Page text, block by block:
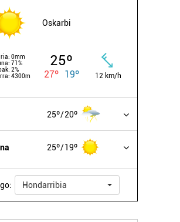
Oskarbi
0mm
71%
2%
4300m
25º
27º 19º 12 km/h
25º 20º
25º 19º
Hondarribia